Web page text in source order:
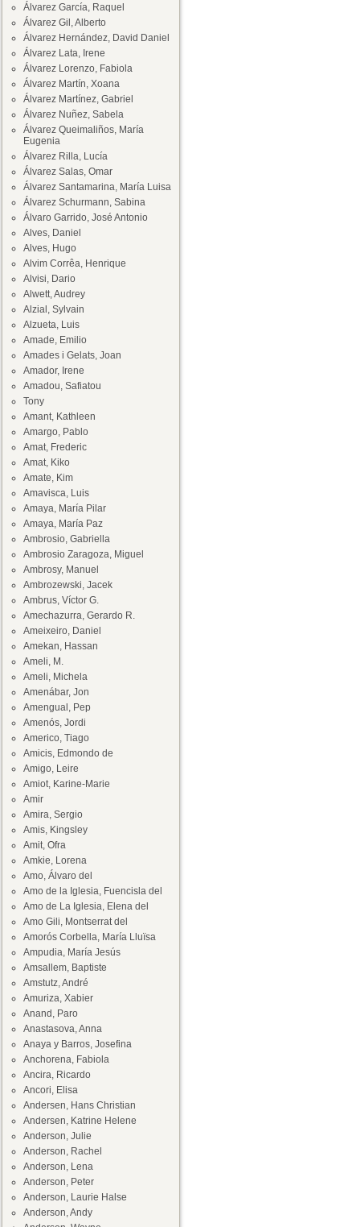
Álvarez García, Raquel
Álvarez Gil, Alberto
Álvarez Hernández, David Daniel
Álvarez Lata, Irene
Álvarez Lorenzo, Fabiola
Álvarez Martín, Xoana
Álvarez Martínez, Gabriel
Álvarez Nuñez, Sabela
Álvarez Queimaliños, María
Eugenia
Álvarez Rilla, Lucía
Álvarez Salas, Omar
Álvarez Santamarina, María Luisa
Álvarez Schurmann, Sabina
Álvaro Garrido, José Antonio
Alves, Daniel
Alves, Hugo
Alvim Corrêa, Henrique
Alvisi, Dario
Alwett, Audrey
Alzial, Sylvain
Alzueta, Luis
Amade, Emilio
Amades i Gelats, Joan
Amador, Irene
Amadou, Safiatou
Tony
Amant, Kathleen
Amargo, Pablo
Amat, Frederic
Amat, Kiko
Amate, Kim
Amavisca, Luis
Amaya, María Pilar
Amaya, María Paz
Ambrosio, Gabriella
Ambrosio Zaragoza, Miguel
Ambrosy, Manuel
Ambrozewski, Jacek
Ambrus, Víctor G.
Amechazurra, Gerardo R.
Ameixeiro, Daniel
Amekan, Hassan
Ameli, M.
Ameli, Michela
Amenábar, Jon
Amengual, Pep
Amenós, Jordi
Americo, Tiago
Amicis, Edmondo de
Amigo, Leire
Amiot, Karine-Marie
Amir
Amira, Sergio
Amis, Kingsley
Amit, Ofra
Amkie, Lorena
Amo, Álvaro del
Amo de la Iglesia, Fuencisla del
Amo de La Iglesia, Elena del
Amo Gili, Montserrat del
Amorós Corbella, María Lluïsa
Ampudia, María Jesús
Amsallem, Baptiste
Amstutz, André
Amuriza, Xabier
Anand, Paro
Anastasova, Anna
Anaya y Barros, Josefina
Anchorena, Fabiola
Ancira, Ricardo
Ancori, Elisa
Andersen, Hans Christian
Andersen, Katrine Helene
Anderson, Julie
Anderson, Rachel
Anderson, Lena
Anderson, Peter
Anderson, Laurie Halse
Anderson, Andy